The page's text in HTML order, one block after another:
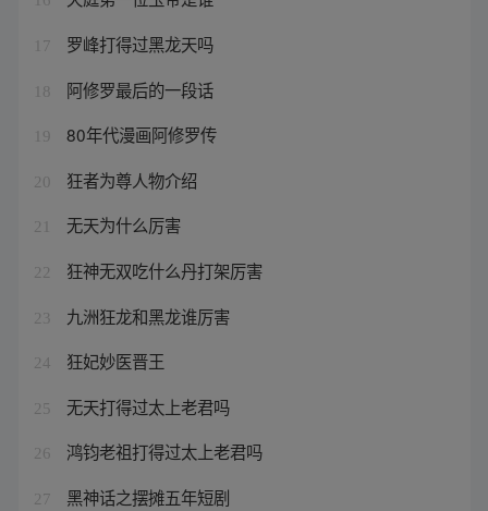
17 罗峰打得过黑龙天吗
18 阿修罗最后的一段话
19 80年代漫画阿修罗传
20 狂者为尊人物介绍
21 无天为什么厉害
22 狂神无双吃什么丹打架厉害
23 九洲狂龙和黑龙谁厉害
24 狂妃妙医晋王
25 无天打得过太上老君吗
26 鸿钧老祖打得过太上老君吗
27 黑神话之摆摊五年短剧